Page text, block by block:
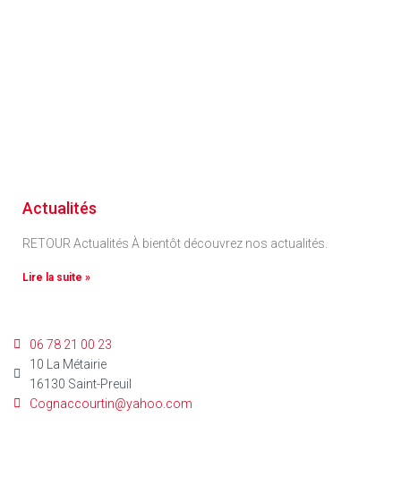
Actualités
RETOUR Actualités À bientôt découvrez nos actualités.
Lire la suite »
06 78 21 00 23
10 La Métairie
16130 Saint-Preuil
Cognaccourtin@yahoo.com